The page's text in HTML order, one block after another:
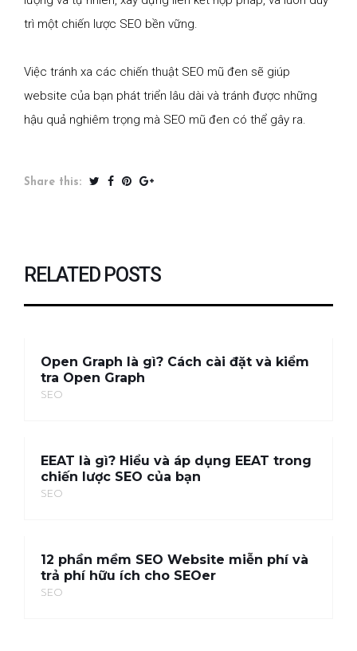
trì một chiến lược SEO bền vững.
Việc tránh xa các chiến thuật SEO mũ đen sẽ giúp
website của bạn phát triển lâu dài và tránh được những
hậu quả nghiêm trọng mà SEO mũ đen có thể gây ra.
Share this:
RELATED POSTS
Open Graph là gì? Cách cài đặt và kiểm
tra Open Graph
SEO
EEAT là gì? Hiểu và áp dụng EEAT trong
chiến lược SEO của bạn
SEO
12 phần mềm SEO Website miễn phí và
trả phí hữu ích cho SEOer
SEO